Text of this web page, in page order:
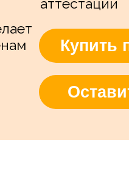
аттестации
Купить